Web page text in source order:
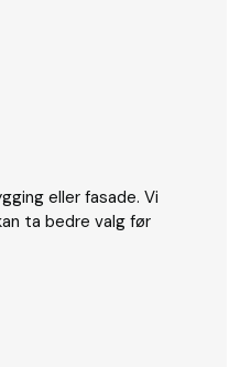
eller fasade. Vi
ta bedre valg før
pris og
i